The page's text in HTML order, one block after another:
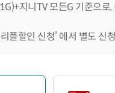
지니TV 모든G 기준으로
플할인 신청’ 에서 별도 신